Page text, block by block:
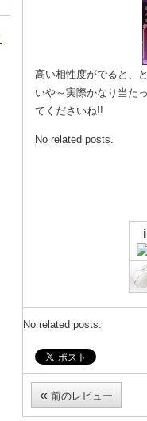
高い相性度がでると、
いや～実際かなり当た
てくださいね!!
No related posts.
No related posts.
« 前のレビュー